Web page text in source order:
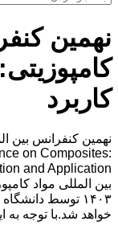
نهمین
کاربرد
نهمین کنفرانس بین
on Composites:
۱۴۰۳ توسط
خواهد شد.با توجه